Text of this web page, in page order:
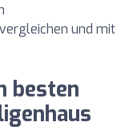
und mit
besten